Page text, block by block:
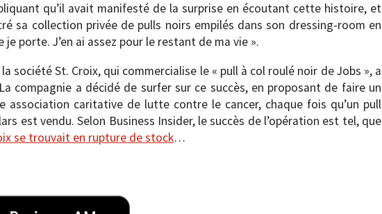
qu’il avait manifesté de la surprise en écoutant cette histoire, et
sa collection privée de pulls noirs empilés dans son dressing-room en
je porte. J’en ai assez pour le restant de ma vie ».
société St. Croix, qui commercialise le « pull à col roulé noir de Jobs », a
compagnie a décidé de surfer sur ce succès, en proposant de faire un
association caritative de lutte contre le cancer, chaque fois qu’un pull
est vendu. Selon Business Insider, le succès de l’opération est tel, que
se trouvait en rupture de stock…